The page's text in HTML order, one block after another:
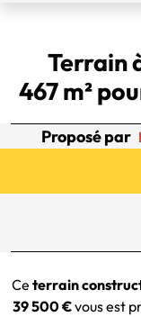
Terrain
467 m²
Proposé par
Ce terrain
39 500 €vous est